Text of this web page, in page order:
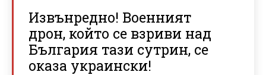
Извънредно! Военният
дрон, който се взриви над
България тази сутрин, се
оказа украински!